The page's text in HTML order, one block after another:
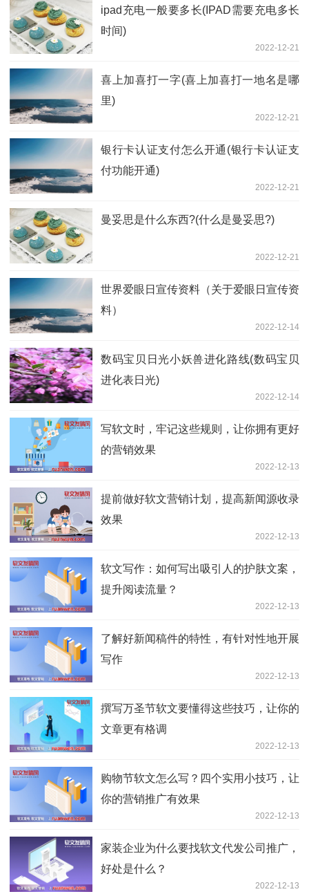
ipad充电一般要多长(IPAD需要充电多长
时间)
2022-12-21
喜上加喜打一字(喜上加喜打一地名是哪
里)
2022-12-21
银行卡认证支付怎么开通(银行卡认证支
付功能开通)
2022-12-21
曼妥思是什么东西?(什么是曼妥思?)
2022-12-21
世界爱眼日宣传资料（关于爱眼日宣传资
料）
2022-12-14
数码宝贝日光小妖兽进化路线(数码宝贝
进化表日光)
2022-12-14
写软文时，牢记这些规则，让你拥有更好
的营销效果
2022-12-13
提前做好软文营销计划，提高新闻源收录
效果
2022-12-13
软文写作：如何写出吸引人的护肤文案，
提升阅读流量？
2022-12-13
了解好新闻稿件的特性，有针对性地开展
写作
2022-12-13
撰写万圣节软文要懂得这些技巧，让你的
文章更有格调
2022-12-13
购物节软文怎么写？四个实用小技巧，让
你的营销推广有效果
2022-12-13
家装企业为什么要找软文代发公司推广，
好处是什么？
2022-12-13